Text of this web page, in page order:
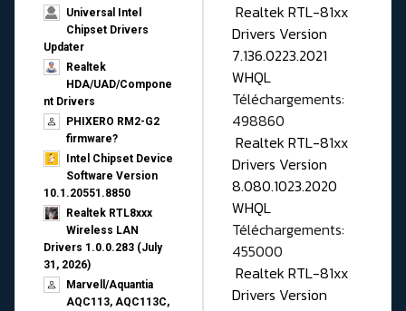
Universal Intel
Chipset Drivers
Updater​
Realtek
HDA/UAD/Compone
nt Drivers
PHIXERO RM2-G2
firmware?
Intel Chipset Device
Software Version
10.1.20551.8850
Realtek RTL8xxx
Wireless LAN
Drivers 1.0.0.283 (July
31, 2026)
Marvell/Aquantia
AQC113, AQC113C,
Realtek RTL-81xx
Drivers Version
7.136.0223.2021
WHQL
Téléchargements:
498860
Realtek RTL-81xx
Drivers Version
8.080.1023.2020
WHQL
Téléchargements:
455000
Realtek RTL-81xx
Drivers Version